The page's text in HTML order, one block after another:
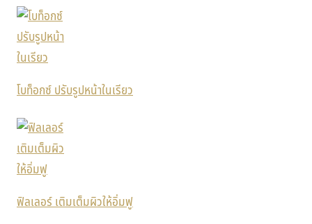
โบท็อกซ์ ปรับรูปหน้าในเรียว
ฟิลเลอร์ เติมเต็มผิวให้อิ่มฟู